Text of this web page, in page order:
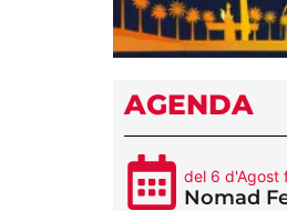
AGENDA
del 6 d'Agost
Nomad